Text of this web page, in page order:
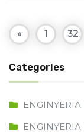
« 1 32
Categories
ENGINYERIA
ENGINYERIA